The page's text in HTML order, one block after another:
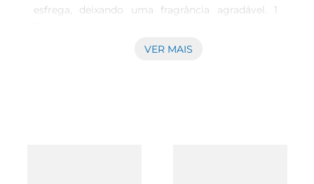
esfrega, deixando uma fragrância agradável. 1
de usar. Considerando limpeza de gorduras
VER MAIS